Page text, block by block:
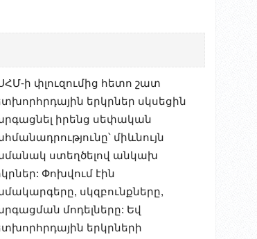
ի փլուզումից հետո շատ
երկրներ սկսեցին
իրենց սեփական
միևնույն
ստեղծելով անկախ
Փոխվում էին
սկզբունքները,
մոդելները: Եվ
երկրների